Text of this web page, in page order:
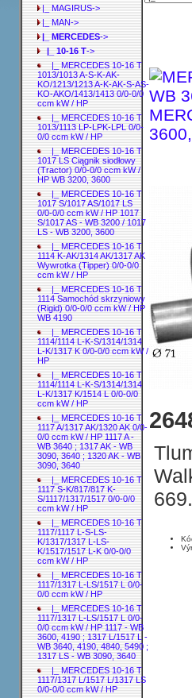
|_ MAGIRUS->
|_ MAN->
|_ MERCEDES->
|_ 10-16 T->
|_ MERCEDES 10-16 T
1013/1013 A-S-K-AK-
KO/1213/1213 A-K-AK-S-AS-
KO-AKO/1413/1413 0/0-0/0
ccm kW / HP
|_ MERCEDES 10-16 T
1013/1113 LP-LPK-LPL 0/0-
0/0 ccm kW / HP
|_ MERCEDES 10-16 T
1017 LS Ciągnik siodłowy
(Tractor) 0/0-0/0 ccm kW /
HP WB 3200, 3600
|_ MERCEDES 10-16 T
1017 S/1017 AS/1017 LS
0/0-0/0 ccm kW / HP 1017
S/1017 AS - WB 3200 / 1017
LS - WB 3200, 3600
|_ MERCEDES 10-16 T
1114 K-AK/1314 AK/1317 AK
Wywrotka (Tipper) 0/0-0/0
ccm kW / HP
|_ MERCEDES 10-16 T
1114 Samochód skrzyniowy
(Rigid) 0/0-0/0 ccm kW / HP
WB 4190
|_ MERCEDES 10-16 T
1114/1114 L-K-S/1314/1314
L-K/1317 K 0/0-0/0 ccm kW /
HP
|_ MERCEDES 10-16 T
1114/1114 L-K-S/1314/1314
L-K/1317 K/1514 L 0/0-0/0
ccm kW / HP
|_ MERCEDES 10-16 T
1117 A/1317 AK/1320 AK 0/0-
0/0 ccm kW / HP 1117 A -
WB 3640 ; 1317 AK - WB
3090, 3640 ; 1320 AK - WB
3090, 3640
|_ MERCEDES 10-16 T
1117 S-K/817/817 K-
S/1117/1317/1517 0/0-0/0
ccm kW / HP
|_ MERCEDES 10-16 T
1117/1117 L-S-LS-
K/1317/1317 L-LS-
K/1517/1517 L-K 0/0-0/0
ccm kW / HP
|_ MERCEDES 10-16 T
1117/1317 L-LS/1517 L 0/0-
0/0 ccm kW / HP
|_ MERCEDES 10-16 T
1117/1317 L-LS/1517 L 0/0-
0/0 ccm kW / HP 1117 - WB
3600, 4190 ; 1317 L/1517 L -
WB 3640, 4190, 4840, 5490 ;
1317 LS - WB 3090, 3640
|_ MERCEDES 10-16 T
1117/1317 L/1517 L/1317 LS
0/0-0/0 ccm kW / HP